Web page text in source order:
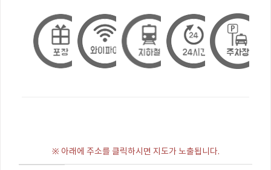
※ 아래에 주소를 클릭하시면 지도가 노출됩니다.